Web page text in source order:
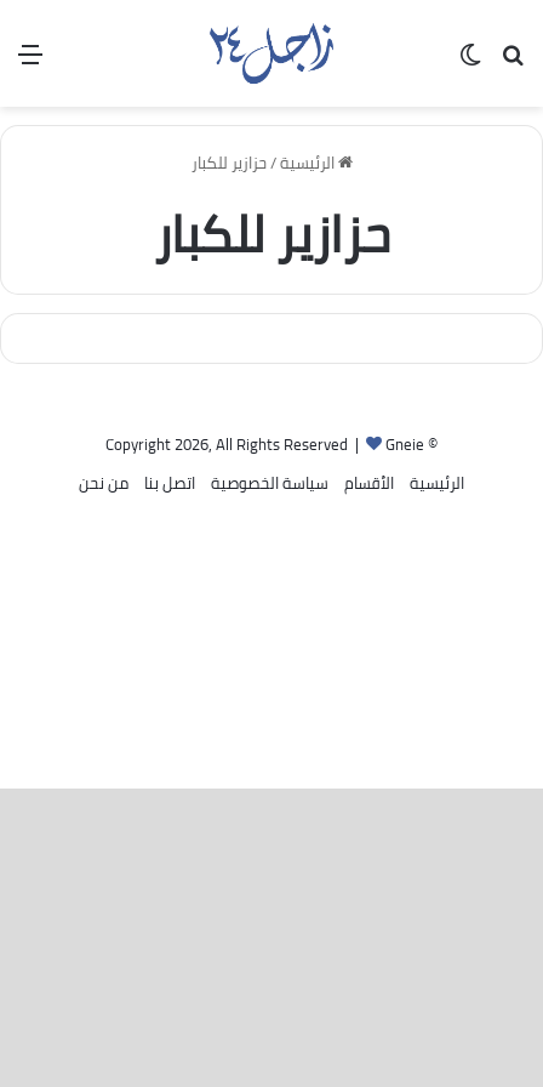
بحث عن
الرئيسية/حزازير للكبار
حزازير للكبار
© Copyright 2026, All Rights Reserved |
Gneie
الرئيسية الأقسام سياسة الخصوصية اتصل بنا من نحن